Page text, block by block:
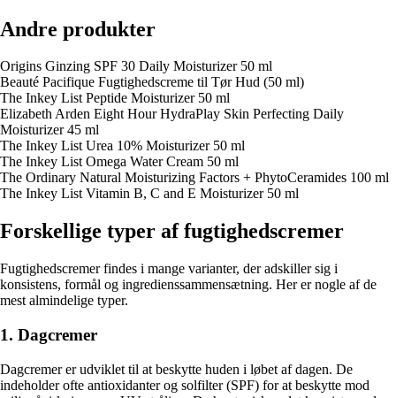
Andre produkter
Origins Ginzing SPF 30 Daily Moisturizer 50 ml
Beauté Pacifique Fugtighedscreme til Tør Hud (50 ml)
The Inkey List Peptide Moisturizer 50 ml
Elizabeth Arden Eight Hour HydraPlay Skin Perfecting Daily
Moisturizer 45 ml
The Inkey List Urea 10% Moisturizer 50 ml
The Inkey List Omega Water Cream 50 ml
The Ordinary Natural Moisturizing Factors + PhytoCeramides 100 ml
The Inkey List Vitamin B, C and E Moisturizer 50 ml
Forskellige typer af fugtighedscremer
Fugtighedscremer findes i mange varianter, der adskiller sig i
konsistens, formål og ingredienssammensætning. Her er nogle af de
mest almindelige typer.
1. Dagcremer
Dagcremer er udviklet til at beskytte huden i løbet af dagen. De
indeholder ofte antioxidanter og solfilter (SPF) for at beskytte mod